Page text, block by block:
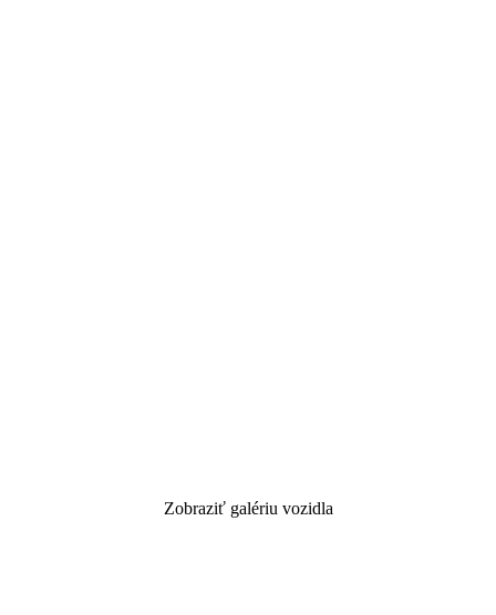
Zobraziť galériu vozidla